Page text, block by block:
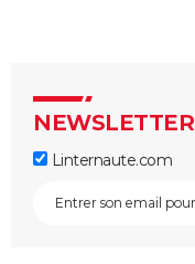
NEWSLETTER
Linternaute.com